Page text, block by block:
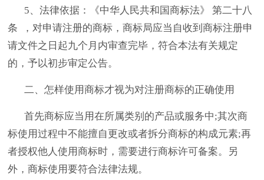
5、法律依据：《中华人民共和国商标法》 第二十八
条 ，对申请注册的商标，商标局应当自收到商标注册申
请文件之日起九个月内审查完毕，符合本法有关规定
的，予以初步审定公告。
二、怎样使用商标才视为对注册商标的正确使用
首先商标应当用在所属类别的产品或服务中;其次商
标使用过程中不能擅自更改或者拆分商标的构成元素;再
者授权他人使用商标时，需要进行商标许可备案。另
外，商标使用要符合法律法规。